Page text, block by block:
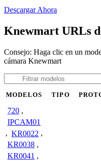
Descargar Ahora
Knewmart URLs
Consejo: Haga clic en un
cámara Knewmart
MODELOS TIPO
720 ,
IPCAM01
, KR0022 ,
KR0038 ,
KR0041 ,